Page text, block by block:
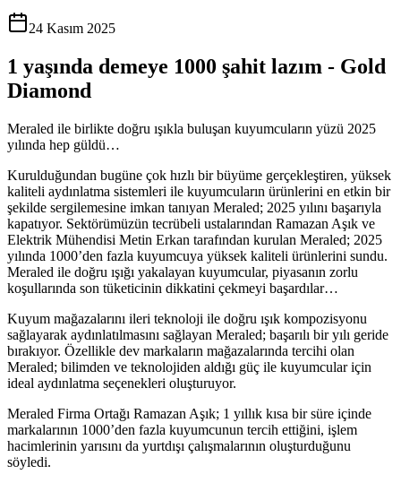
24 Kasım 2025
1 yaşında demeye 1000 şahit lazım - Gold
Diamond
Meraled ile birlikte doğru ışıkla buluşan kuyumcuların yüzü 2025
yılında hep güldü…
Kurulduğundan bugüne çok hızlı bir büyüme gerçekleştiren, yüksek
kaliteli aydınlatma sistemleri ile kuyumcuların ürünlerini en etkin bir
şekilde sergilemesine imkan tanıyan Meraled; 2025 yılını başarıyla
kapatıyor. Sektörümüzün tecrübeli ustalarından Ramazan Aşık ve
Elektrik Mühendisi Metin Erkan tarafından kurulan Meraled; 2025
yılında 1000’den fazla kuyumcuya yüksek kaliteli ürünlerini sundu.
Meraled ile doğru ışığı yakalayan kuyumcular, piyasanın zorlu
koşullarında son tüketicinin dikkatini çekmeyi başardılar…
Kuyum mağazalarını ileri teknoloji ile doğru ışık kompozisyonu
sağlayarak aydınlatılmasını sağlayan Meraled; başarılı bir yılı geride
bırakıyor. Özellikle dev markaların mağazalarında tercihi olan
Meraled; bilimden ve teknolojiden aldığı güç ile kuyumcular için
ideal aydınlatma seçenekleri oluşturuyor.
Meraled Firma Ortağı Ramazan Aşık; 1 yıllık kısa bir süre içinde
markalarının 1000’den fazla kuyumcunun tercih ettiğini, işlem
hacimlerinin yarısını da yurtdışı çalışmalarının oluşturduğunu
söyledi.